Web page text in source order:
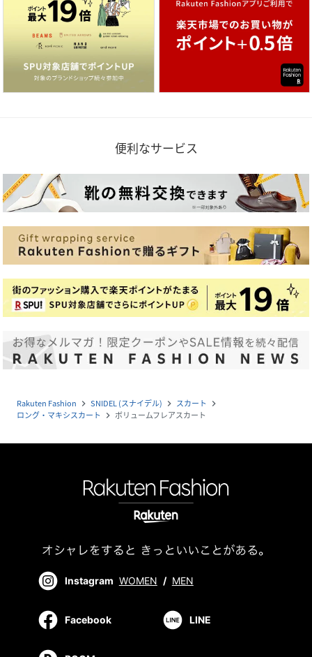
便利なサービス
Rakuten Fashion navigate_next SNIDEL (スナイデル) navigate_next スカート navigate_next
ロング・マキシスカート navigate_next ボリュームフレアスカート
Instagram WOMEN / MEN
Facebook LINE